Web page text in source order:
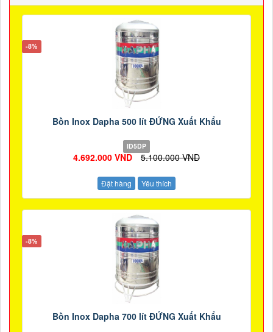
-8%
Bồn Inox Dapha 500 lít ĐỨNG Xuất Khẩu
ID5DP
4.692.000 VND 5.100.000 VND
Đặt hàng Yêu thích
-8%
Bồn Inox Dapha 700 lít ĐỨNG Xuất Khẩu